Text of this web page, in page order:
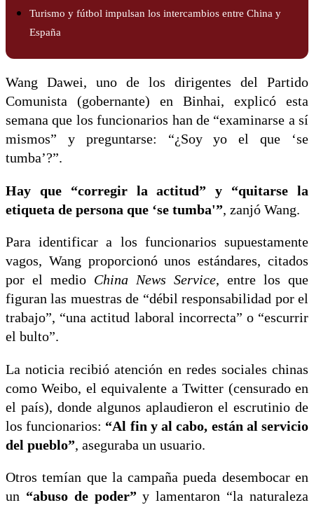
Turismo y fútbol impulsan los intercambios entre China y
España
Wang Dawei, uno de los dirigentes del Partido
Comunista (gobernante) en Binhai, explicó esta
semana que los funcionarios han de “examinarse a sí
mismos” y preguntarse: “¿Soy yo el que ‘se
tumba’?”.
Hay que “corregir la actitud” y “quitarse la
etiqueta de persona que ‘se tumba'”, zanjó Wang.
Para identificar a los funcionarios supuestamente
vagos, Wang proporcionó unos estándares, citados
por el medio China News Service, entre los que
figuran las muestras de “débil responsabilidad por el
trabajo”, “una actitud laboral incorrecta” o “escurrir
el bulto”.
La noticia recibió atención en redes sociales chinas
como Weibo, el equivalente a Twitter (censurado en
el país), donde algunos aplaudieron el escrutinio de
los funcionarios: “Al fin y al cabo, están al servicio
del pueblo”, aseguraba un usuario.
Otros temían que la campaña pueda desembocar en
un “abuso de poder” y lamentaron “la naturaleza